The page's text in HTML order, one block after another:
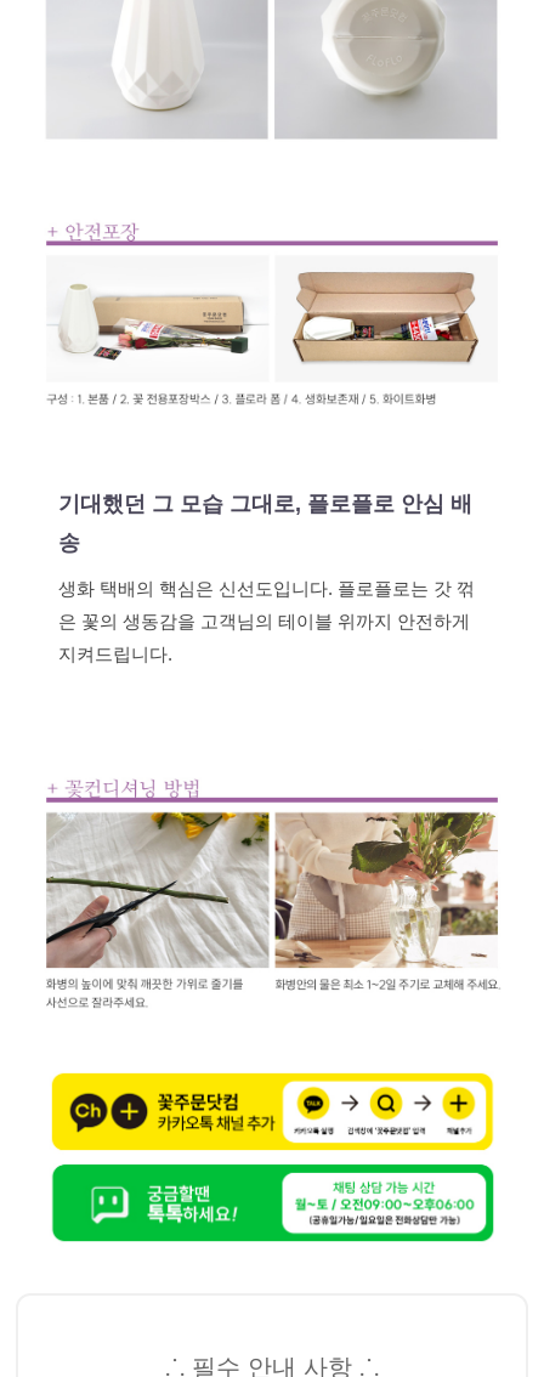
기대했던 그 모습 그대로, 플로플로 안심 배
송
생화 택배의 핵심은 신선도입니다. 플로플로는 갓 꺾
은 꽃의 생동감을 고객님의 테이블 위까지 안전하게
지켜드립니다.
⸫ 필수 안내 사항 ⸫